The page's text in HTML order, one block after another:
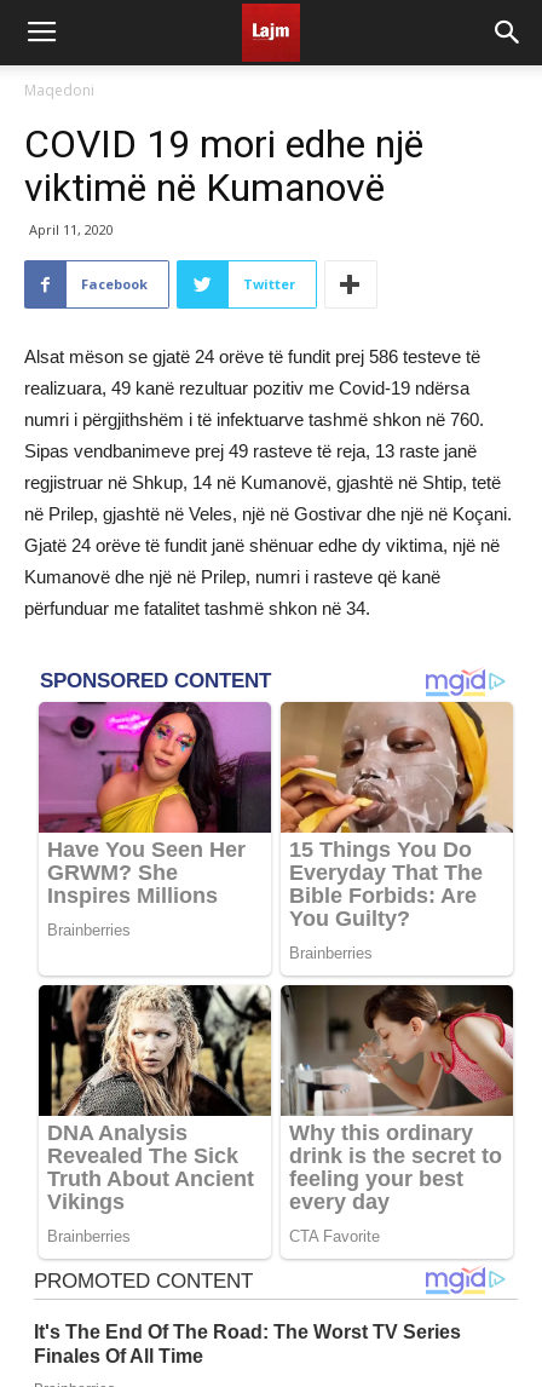
Maqedoni
COVID 19 mori edhe një
viktimë në Kumanovë
April 11, 2020
Facebook Twitter
Alsat mëson se gjatë 24 orëve të fundit prej 586 testeve të
realizuara, 49 kanë rezultuar pozitiv me Covid-19 ndërsa
numri i përgjithshëm i të infektuarve tashmë shkon në 760.
Sipas vendbanimeve prej 49 rasteve të reja, 13 raste janë
regjistruar në Shkup, 14 në Kumanovë, gjashtë në Shtip, tetë
në Prilep, gjashtë në Veles, një në Gostivar dhe një në Koçani.
Gjatë 24 orëve të fundit janë shënuar edhe dy viktima, një në
Kumanovë dhe një në Prilep, numri i rasteve që kanë
përfunduar me fatalitet tashmë shkon në 34.